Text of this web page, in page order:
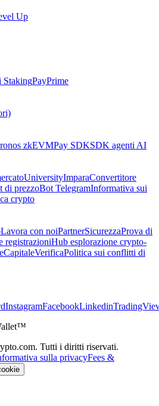
Up
StakingPayPrime
zkEVMPay SDKSDK agenti AI
UniversityImparaConvertitore
di prezzoBot TelegramInformativa sui
crypto
Lavora con noiPartnerSicurezzaProva di
registrazioniHub esplorazione crypto-
CapitaleVerificaPolitica sui conflitti di
InstagramFacebookLinkedin
Tutti i diritti riservati.
sulla privacyFees &